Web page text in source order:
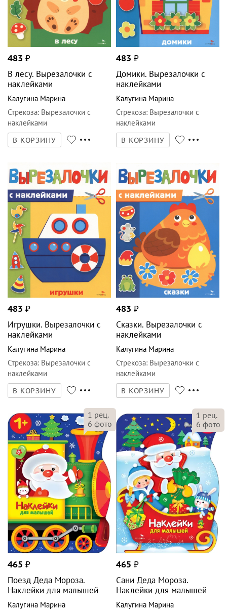
483 ₽
В лесу. Вырезалочки с
наклейками
Калугина Марина
Стрекоза: Вырезалочки с
наклейками
В КОРЗИНУ
483 ₽
Домики. Вырезалочки с
наклейками
Калугина Марина
Стрекоза: Вырезалочки с
наклейками
В КОРЗИНУ
483 ₽
Игрушки. Вырезалочки с
наклейками
Калугина Марина
Стрекоза: Вырезалочки с
наклейками
В КОРЗИНУ
483 ₽
Сказки. Вырезалочки с
наклейками
Калугина Марина
Стрекоза: Вырезалочки с
наклейками
В КОРЗИНУ
1 рец.
6 фото
465 ₽
Поезд Деда Мороза.
Наклейки для малышей
Калугина Марина
1 рец.
6 фото
465 ₽
Сани Деда Мороза.
Наклейки для малышей
Калугина Марина